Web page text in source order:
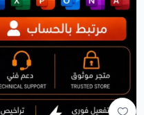
+966560492549
+966560492549
info@crezykey.com